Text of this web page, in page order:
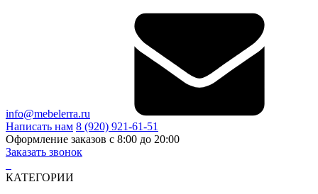
info@mebelerra.ru
Написать нам 8 (920) 921-61-51
Оформление заказов с 8:00 до 20:00
Заказать звонок
КАТЕГОРИИ